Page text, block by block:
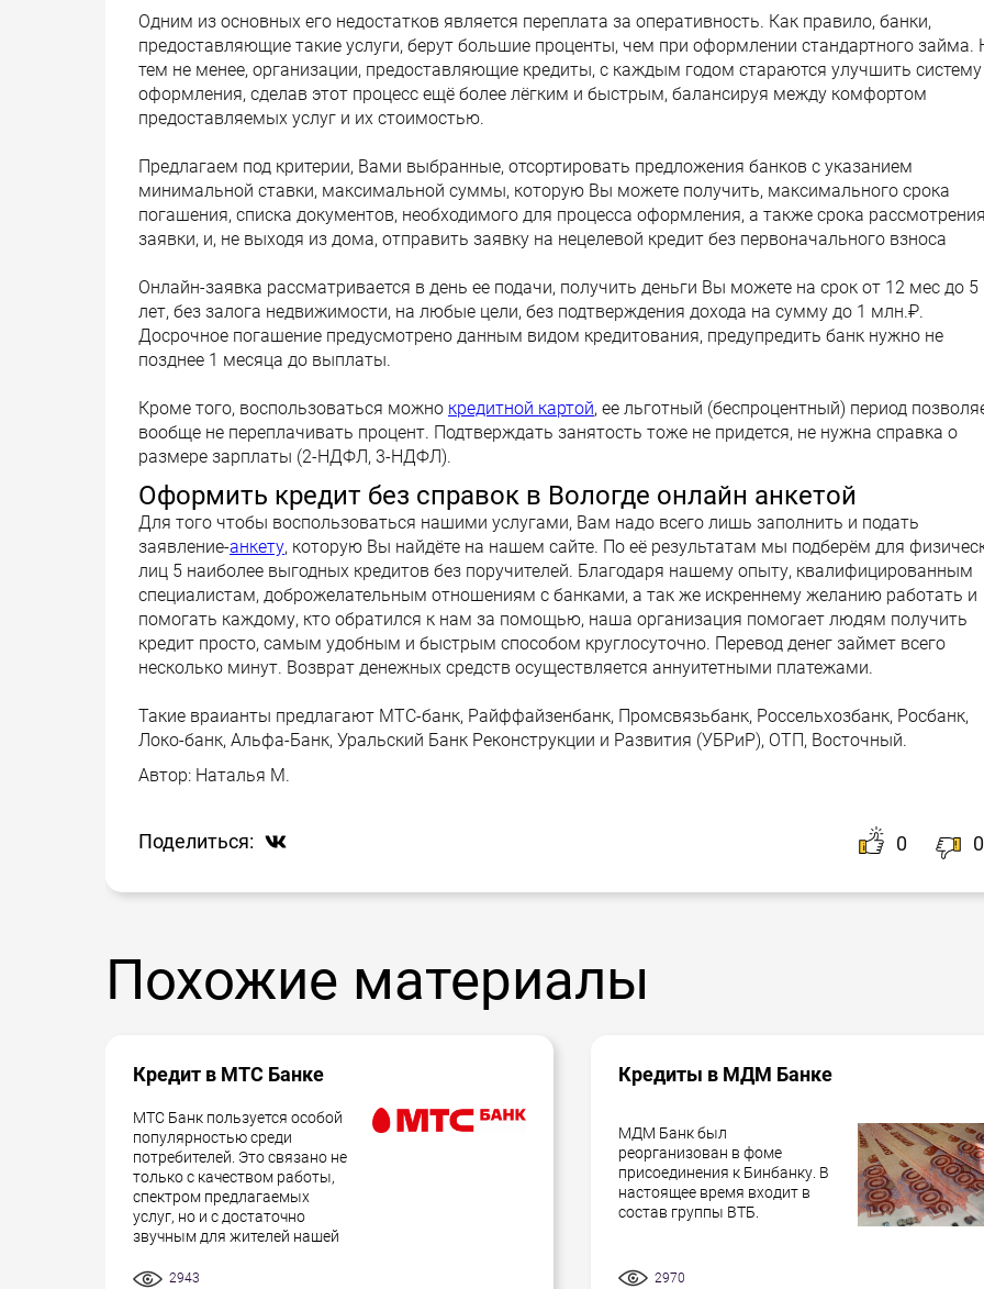
Одним из основных его недостатков является переплата за оперативность. Как правило, банки,
предоставляющие такие услуги, берут большие проценты, чем при оформлении стандартного займа.
тем не менее, организации, предоставляющие кредиты, с каждым годом стараются улучшить систему
оформления, сделав этот процесс ещё более лёгким и быстрым, балансируя между комфортом
предоставляемых услуг и их стоимостью.
Предлагаем под критерии, Вами выбранные, отсортировать предложения банков с указанием
минимальной ставки, максимальной суммы, которую Вы можете получить, максимального срока
погашения, списка документов, необходимого для процесса оформления, а также срока рассмотрения
заявки, и, не выходя из дома, отправить заявку на нецелевой кредит без первоначального взноса
Онлайн-заявка рассматривается в день ее подачи, получить деньги Вы можете на срок от 12 мес до 5
лет, без залога недвижимости, на любые цели, без подтверждения дохода на сумму до 1 млн.₽.
Досрочное погашение предусмотрено данным видом кредитования, предупредить банк нужно не
позднее 1 месяца до выплаты.
Кроме того, воспользоваться можно кредитной картой, ее льготный (беспроцентный) период
вообще не переплачивать процент. Подтверждать занятость тоже не придется, не нужна справка о
размере зарплаты (2-НДФЛ, 3-НДФЛ).
Оформить кредит без справок в Вологде онлайн анкетой
Для того чтобы воспользоваться нашими услугами, Вам надо всего лишь заполнить и подать
заявление-анкету, которую Вы найдёте на нашем сайте. По её результатам мы подберём для
лиц 5 наиболее выгодных кредитов без поручителей. Благодаря нашему опыту, квалифицированным
специалистам, доброжелательным отношениям с банками, а так же искреннему желанию работать и
помогать каждому, кто обратился к нам за помощью, наша организация помогает людям получить
кредит просто, самым удобным и быстрым способом круглосуточно. Перевод денег займет всего
несколько минут. Возврат денежных средств осуществляется аннуитетными платежами.
Такие враианты предлагают МТС-банк, Райффайзенбанк, Промсвязьбанк, Россельхозбанк, Росбанк,
Локо-банк, Альфа-Банк, Уральский Банк Реконструкции и Развития (УБРиР), ОТП, Восточный.
Автор: Наталья М.
Поделиться: 0 0
Похожие материалы
Кредит в МТС Банке
МТС Банк пользуется особой
популярностью среди
потребителей. Это связано не
только с качеством работы,
спектром предлагаемых
услуг, но и с достаточно
звучным для жителей нашей
2943
Кредиты в МДМ Банке
МДМ Банк был
реорганизован в фоме
присоединения к Бинбанку. В
настоящее время входит в
состав группы ВТБ.
2970